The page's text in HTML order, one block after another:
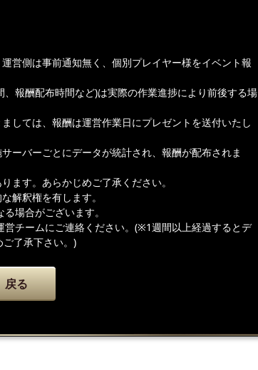
営側は事前通知無く、個別プレイヤー様をイベント報
報酬配布時間など)は実際の作業進捗により前後する場
しては、報酬は運営作業日にプレゼントを送付いたし
ーバーごとにデータが統計され、報酬が配布されま
ます。あらかじめご了承ください。
解釈権を有します。
場合がございます。
チームにご連絡ください。(※1週間以上経過するとデ
了承下さい。)
戻る